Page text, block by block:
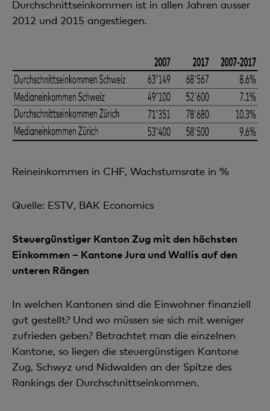
Durchschnittseinkommen ist in allen Jahren ausser
2012 und 2015 ange­stiegen.
Reineinkommen in CHF, Wachstumsrate in %
Quelle: ESTV, BAK Economics
Steuergünstiger Kanton Zug mit den höchsten
Einkommen – Kantone Jura und Wallis auf den
unteren Rängen
In welchen Kantonen sind die Einwohner finanziell
gut gestellt? Und wo müssen sie sich mit weniger
zu­frieden geben? Betrachtet man die einzelnen
Kantone, so liegen die steuergünstigen Kantone
Zug, Schwyz und Nidwalden an der Spitze des
Rankings der Durchschnittseinkommen.